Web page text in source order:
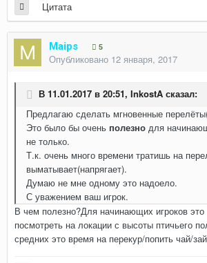
Цитата
Maips 5
Опубликовано 12 января, 2017
В 11.01.2017 в 20:51, InkostA сказал:
Предлагаю сделать мгновенные
Это было бы очень полезно для
не только.
Т.к. очень много времени тратишь на
выматывает(напрягает).
Думаю не мне одному это надоело.
С уважением ваш игрок.
В чем полезно?Для начинающих игроков
посмотреть на локации с высоты птичьего
средних это время на перекур/попить чай/